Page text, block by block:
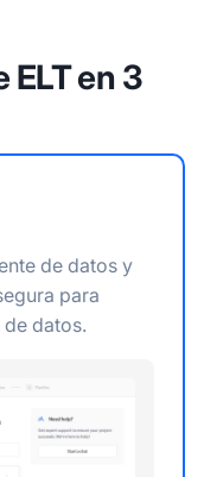
en 3
de datos y
para
datos.